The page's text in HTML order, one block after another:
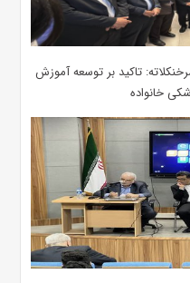
تاکید بر توسعه آموزش
‌خانواده